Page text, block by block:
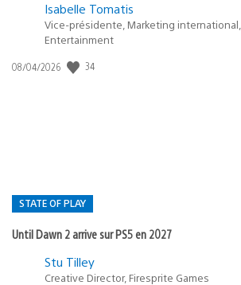
Isabelle Tomatis
Vice-présidente, Marketing
Entertainment
Date
08/04/2026 34
STATE OF PLAY
Until Dawn 2 arrive sur PS5 en 2027
PostéeStu Tilley
Creative Director, Firesprite Games